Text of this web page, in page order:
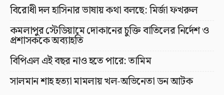
বিরোধী দল হাসিনার ভাষায় কথা বলছে: মির্জা ফখরুল
কমলাপুর স্টেডিয়ামে দোকানের চুক্তি বাতিলের নির্দেশ ও
প্রশাসককে অব্যাহতি
বিপিএল এই বছর নাও হতে পারে: তামিম
সালমান শাহ হত্যা মামলায় খল-অভিনেতা ডন আটক